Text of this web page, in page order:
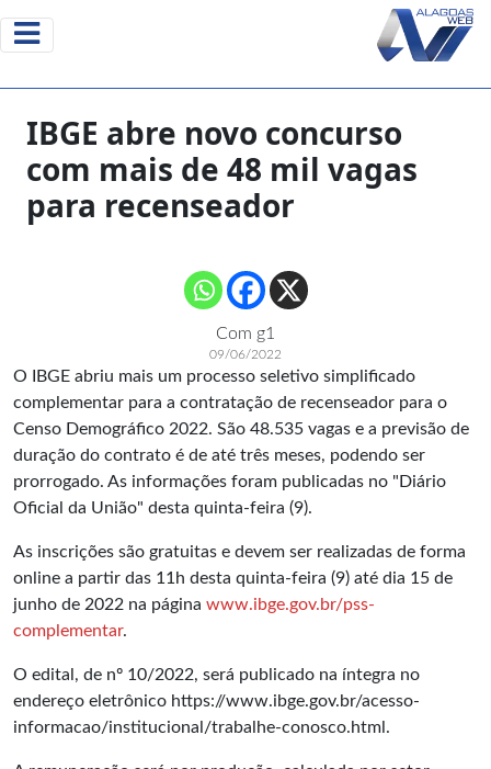
IBGE abre novo concurso
com mais de 48 mil vagas
para recenseador
Com g1
09/06/2022
O IBGE abriu mais um processo seletivo simplificado
complementar para a contratação de recenseador para o
Censo Demográfico 2022. São 48.535 vagas e a previsão de
duração do contrato é de até três meses, podendo ser
prorrogado. As informações foram publicadas no "Diário
Oficial da União" desta quinta-feira (9).
As inscrições são gratuitas e devem ser realizadas de forma
online a partir das 11h desta quinta-feira (9) até dia 15 de
junho de 2022 na página www.ibge.gov.br/pss-
complementar.
O edital, de nº 10/2022, será publicado na íntegra no
endereço eletrônico https://www.ibge.gov.br/acesso-
informacao/institucional/trabalhe-conosco.html .